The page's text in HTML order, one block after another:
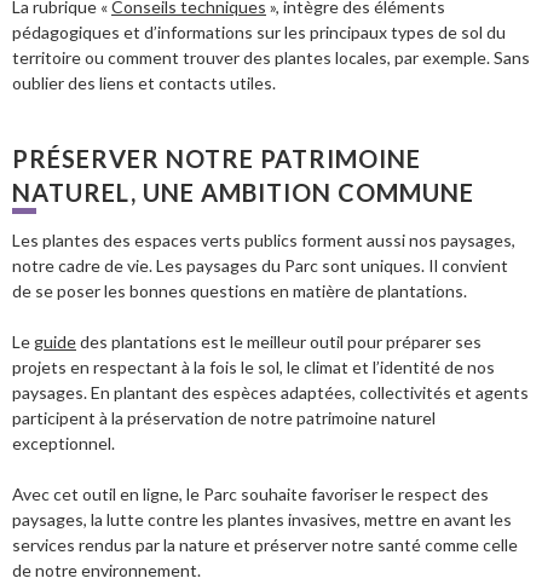
La rubrique «Conseils techniques », intègre des éléments
pédagogiques et d’informations sur les principaux types de sol du
territoire ou comment trouver des plantes locales, par exemple. Sans
oublier des liens et contacts utiles.
PRÉSERVER NOTRE PATRIMOINE
NATUREL, UNE AMBITION COMMUNE
Les plantes des espaces verts publics forment aussi nos paysages,
notre cadre de vie. Les paysages du Parc sont uniques. Il convient
de se poser les bonnes questions en matière de plantations.
Le guidedes plantations est le meilleur outil pour préparer ses
projets en respectant à la fois le sol, le climat et l’identité de nos
paysages. En plantant des espèces adaptées, collectivités et agents
participent à la préservation de notre patrimoine naturel
exceptionnel.
Avec cet outil en ligne, le Parc souhaite favoriser le respect des
paysages, la lutte contre les plantes invasives, mettre en avant les
services rendus par la nature et préserver notre santé comme celle
de notre environnement.